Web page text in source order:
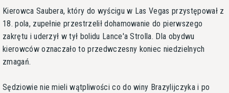
Kierowca Saubera, który do wyścigu w Las Vegas przystępował z
18. pola, zupełnie przestrzelił dohamowanie do pierwszego
zakrętu i uderzył w tył bolidu Lance'a Strolla. Dla obydwu
kierowców oznaczało to przedwczesny koniec niedzielnych
zmagań.
Sędziowie nie mieli wątpliwości co do winy Brazylijczyka i po